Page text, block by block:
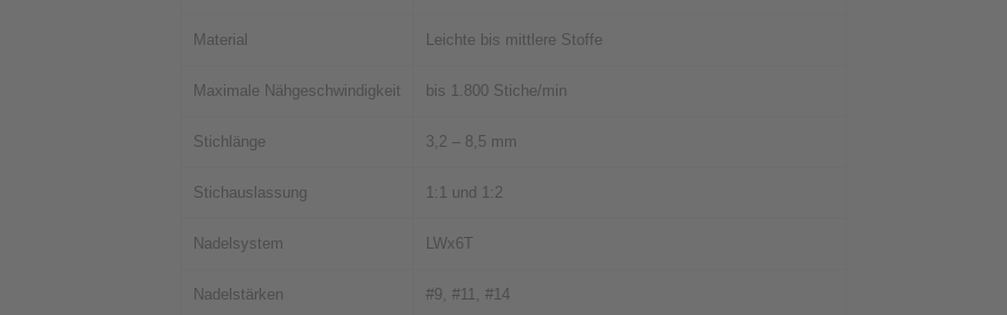
Material Leichte bis mittlere Stoffe
Maximale Nähgeschwindigkeit bis 1.800 Stiche/min
Stichlänge 3,2 – 8,5 mm
Stichauslassung 1:1 und 1:2
Nadelsystem LWx6T
Nadelstärken #9, #11, #14